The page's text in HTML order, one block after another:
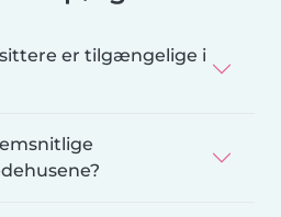
er tilgængelige i